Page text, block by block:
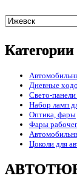
Категории
Дневные
Свето-
Набор ламп
Оптика, фары
Фары
Цоколи для